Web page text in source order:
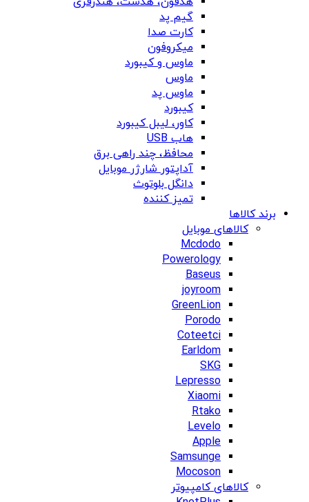
گیم پد
کارت صدا
میکروفون
ماوس و کیبورد
ماوس
ماوس پد
کیبورد
کاور، لیبل کیبورد
هاب USB
محافظ، چند راهی برق
آداپتور شارژر موبایل
دانگل بلوتوث
تمیز کننده
برند کالاها
کالاهای موبایل
Mcdodo
Powerology
Baseus
joyroom
GreenLion
Porodo
Coteetci
Earldom
SKG
Lepresso
Xiaomi
Rtako
Levelo
Apple
Samsunge
Mocoson
کالاهای کامپیوتر